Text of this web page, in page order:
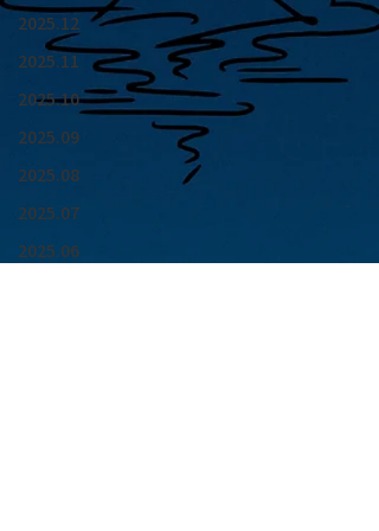
2025.12
2025.11
2025.10
2025.09
2025.08
2025.07
2025.06